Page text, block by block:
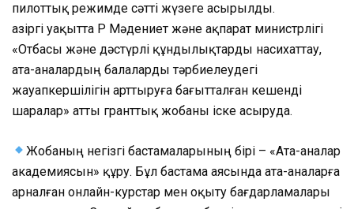
пилоттық режимде сәтті жүзеге асырылды.
Қазіргі уақытта ҚР Мәдениет және ақпарат министрлігі
«Отбасы және дәстүрлі құндылықтарды насихаттау,
ата-аналардың балаларды тәрбиелеудегі
жауапкершілігін арттыруға бағытталған кешенді
шаралар» атты гранттық жобаны іске асыруда.
Жобаның негізгі бастамаларының бірі – «Ата-аналар
академиясын» құру. Бұл бастама аясында ата-аналарға
арналған онлайн-курстар мен оқыту бағдарламалары